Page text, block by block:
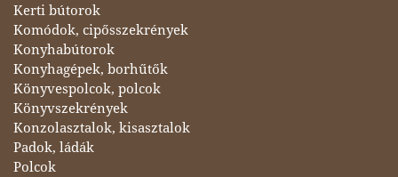
Kerti bútorok
Komódok, cipősszekrények
Konyhabútorok
Konyhagépek, borhűtők
Könyvespolcok, polcok
Könyvszekrények
Konzolasztalok, kisasztalok
Padok, ládák
Polcok